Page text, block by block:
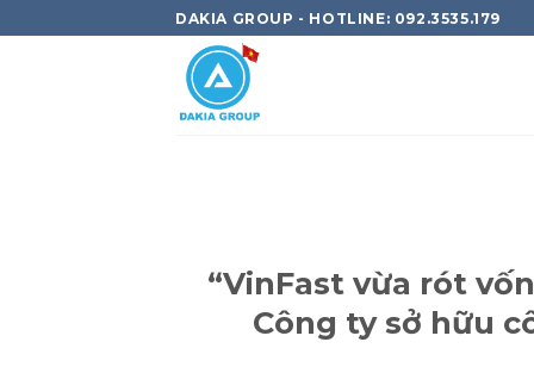
to
DAKIA GROUP - HOTLINE: 092.3535.179
“VinFast vừa rót
Công ty sở hữu